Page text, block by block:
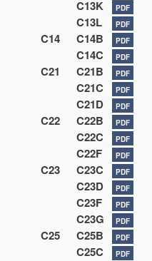
C13K PDF
C13L PDF
C14 C14B PDF
C14C PDF
C21 C21B PDF
C21C PDF
C21D PDF
C22 C22B PDF
C22C PDF
C22F PDF
C23 C23C PDF
C23D PDF
C23F PDF
C23G PDF
C25 C25B PDF
C25C PDF